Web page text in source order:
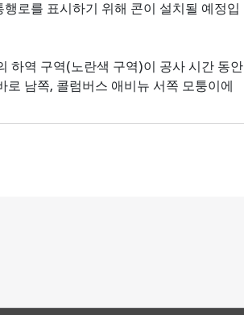
로를 표시하기 위해 콘이 설치될 예정입
하역 구역(노란색 구역)이 공사 시간 동안
남쪽, 콜럼버스 애비뉴 서쪽 모퉁이에